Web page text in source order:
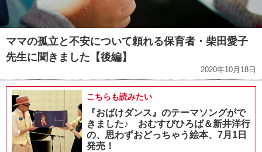
ママの孤立と不安について頼れる保育者・柴田愛子
先生に聞きました【後編】
2020年10月18日
こちらも読みたい
『おばけダンス』のテーマソングがで
きました♪ おむすびひろば＆新井洋行
の、思わずおどっちゃう絵本、7月1日
発売！